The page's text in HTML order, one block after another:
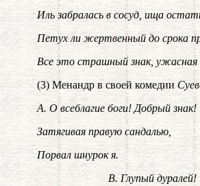
Иль забралась в сосуд, ища
Петух ли жертвенный до срока
Все это страшный знак,
(3) Менандр в своей комедии
А. О всеблагие боги! Добрый знак!
Затягивая правую сандалью,
Порвал шнурок я.
В. Глупый дуралей!